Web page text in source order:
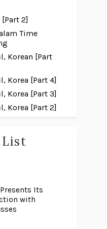
2]
Time
Korean [Part
Korea [Part 4]
Korea [Part 3]
Korea [Part 2]
List
Its
with